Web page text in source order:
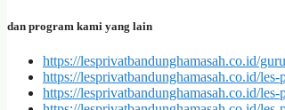
dan program kami yang lain
https://lesprivatbandunghamasah.co.id/
https://lesprivatbandunghamasah.co.id/
https://lesprivatbandunghamasah.co.id/